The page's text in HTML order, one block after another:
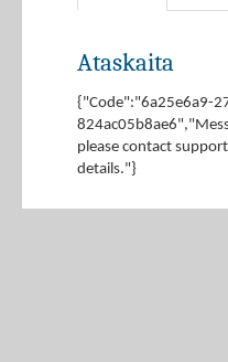
Ataskaita
{"Code":"6a25e6a9-
please contact
details."}